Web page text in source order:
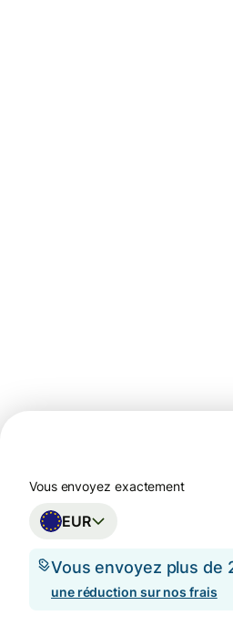
Vous envoyez exactement
EUR
Vous envoyez plus de
une réduction sur nos frais